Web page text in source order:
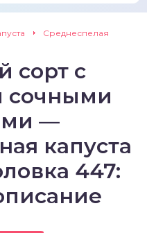
Среднеспелая
сорт с
—
капуста
447: